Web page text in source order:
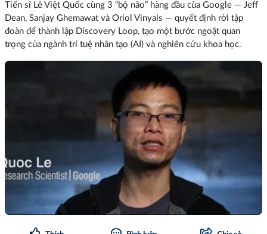
Tiến sĩ Lê Việt Quốc cùng 3 “bộ não” hàng đầu của Google — Jeff
Dean, Sanjay Ghemawat và Oriol Vinyals — quyết định rời tập
đoàn để thành lập Discovery Loop, tạo một bước ngoặt quan
trọng của ngành trí tuệ nhân tạo (AI) và nghiên cứu khoa học.